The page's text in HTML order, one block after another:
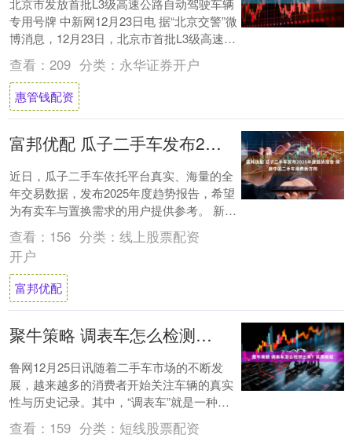
北京市发放首批L3级高速公路自动驾驶车辆
专用号牌 中新网12月23日电 据“北京交警”微
博消息，12月23日，北京市首批L3级高速公
路自动驾驶车辆专用号牌由北京....
查看： 209 分类： 永华证券开户
惠管钱配资
富邦优配 瓜子二手车发布2025年度趋势报告 洞察中国二手车消费新方向
近日，瓜子二手车依托平台真实、海量的全
年交易数据，发布2025年度趋势报告，希望
为有卖车与置换需求的用户提供参考。 新能
源自主品牌强势崛起 基于平台2025年真....
查看： 156 分类： 线上股票配资
开户
富邦优配
聚牛策略 调表车怎么检测出来？实用教程
鲁网12月25日讯随着二手车市场的不断发
展，越来越多的消费者开始关注车辆的真实
性与历史记录。其中，“调表车”就是一种常
见的问题车型，指的是被人为修改过
odom....
查看： 159 分类： 短线股票配资